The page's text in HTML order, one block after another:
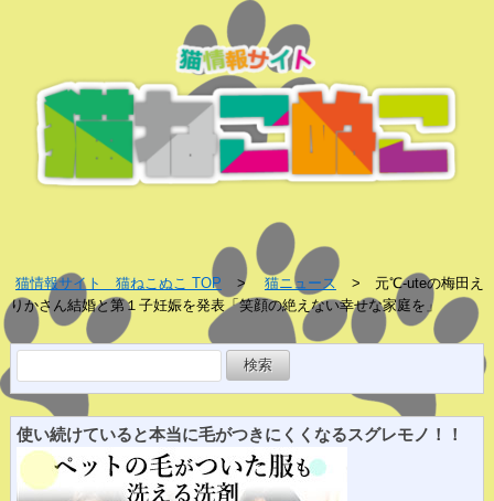
猫情報サイト 猫ねこぬこ TOP 猫ニュース
元℃-uteの梅田え
りかさん結婚と第１子妊娠を発表「笑顔の絶えない幸せな家庭を」
索:
使い続けていると本当に毛がつきにくくなるスグレモノ！！